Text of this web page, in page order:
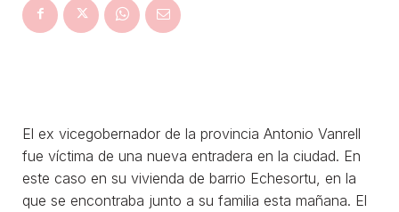
El ex vicegobernador de la provincia Antonio Vanrell
fue víctima de una nueva entradera en la ciudad. En
este caso en su vivienda de barrio Echesortu, en la
que se encontraba junto a su familia esta mañana. El